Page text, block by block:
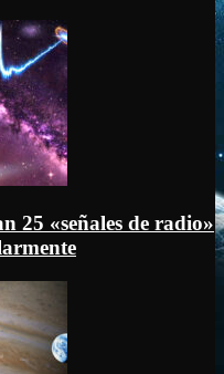
25 «señales de radio»